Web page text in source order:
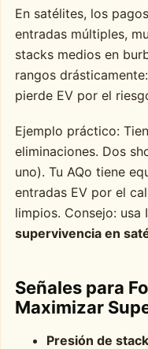
En satélites, los
entradas múltiples,
stacks medios en
rangos
pierde EV por el
Ejemplo práctico:
eliminaciones. Dos
uno). Tu AQo tiene
entradas EV por el
limpios. Consejo: usa
supervivencia en
Señales para
Maximizar
Presión de